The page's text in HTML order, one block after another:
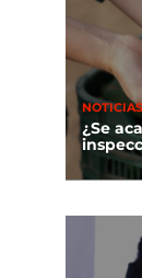
NOTICIAS
¿Se